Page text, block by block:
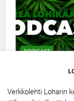
PODCAST
Verkkolehti Loharin